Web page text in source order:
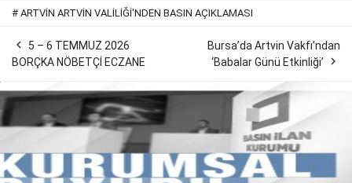
# ARTVIN ARTVİN VALİLİĞİ'NDEN BASIN AÇIKLAMASI

5 – 6 TEMMUZ 2026
BORÇKA NÖBETÇİ ECZANE
Bursa’da Artvin Vakfı’ndan
‘Babalar Günü Etkinliği’
